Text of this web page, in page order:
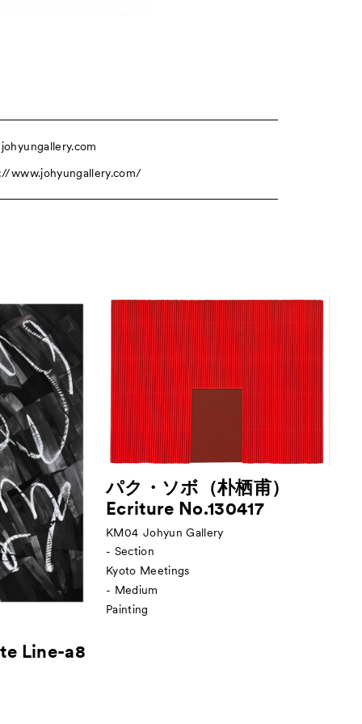
www.johyungallery.com/
Line-a8
パク・ソボ（朴栖甫）
Ecriture No.130417
KM04 Johyun Gallery
- Section
Kyoto Meetings
- Medium
Painting